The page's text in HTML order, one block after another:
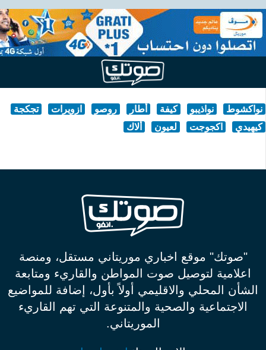
نواكشوط نواذيبو كيفة أطار روصو ازويرات
تجكجة
كيهيدي
اكجوجت لعيون ألاك
"صوتك" موقع اخباري موريتاني مستقل، ومنصة
اعلامية لتوصيل صوت المواطن والقاريء ومتابعة
الشأن المحلي والاقليمي أولاً بأول، إضافة للمواضيع
الاجتماعية والصحية والمتنوعة التي تهم القاريء
الموريتاني.